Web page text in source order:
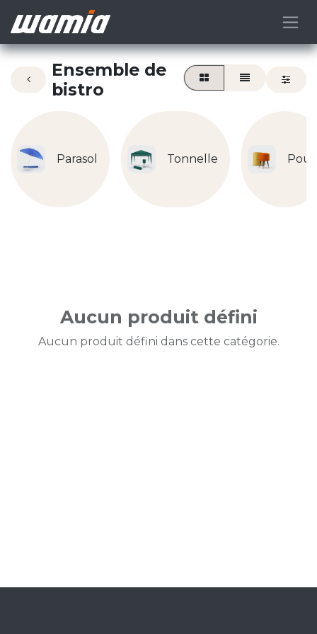
Ensemble de
bistro
Parasol Tonnelle Pouf
Aucun produit défini
Aucun produit défini dans cette catégorie.